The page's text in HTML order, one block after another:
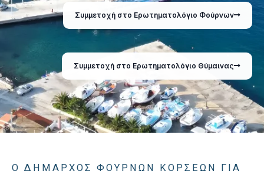
Συμμετοχή στο Ερωτηματολόγιο Φούρνων
Συμμετοχή στο Ερωτηματολόγιο Θύμαινας
Ο ΔΉΜΑΡΧΟΣ ΦΟΎΡΝΩΝ ΚΟΡΣΕΩΝ ΓΙΑ